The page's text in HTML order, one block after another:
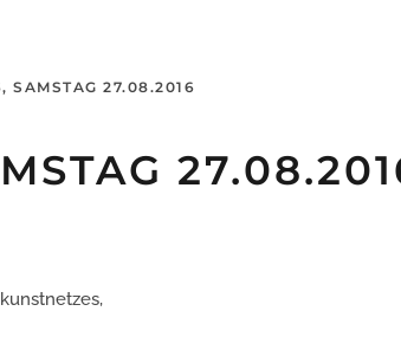
SAMSTAG 27.08.2016